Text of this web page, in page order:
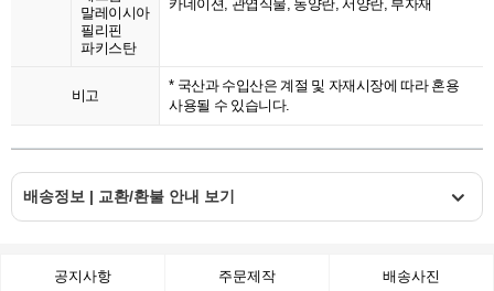
말레이시아
필리핀
파키스탄
카네이션, 관엽식물, 동양란, 서양란, 부자재
비고
* 국산과 수입산은 계절 및 자재시장에 따라 혼용
사용될 수 있습니다.
배송정보 | 교환/환불 안내 보기
공지사항 주문제작 배송사진